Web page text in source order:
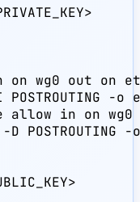
wg0 out on
-o
allow in on
-o